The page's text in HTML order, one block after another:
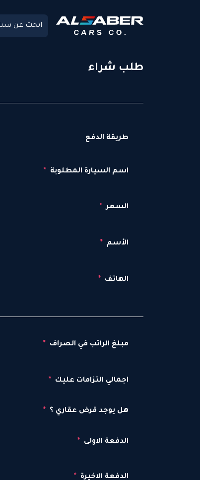
طلب شراء
طريقة الدفع
اسم السيارة المطلوبة
السعر
الأسم
الهاتف
مبلغ الراتب في الصراف
اجمالي التزامات عليك
هل يوجد قرض عقاري ؟
الدفعة الاولى
الدفعة الاخيرة